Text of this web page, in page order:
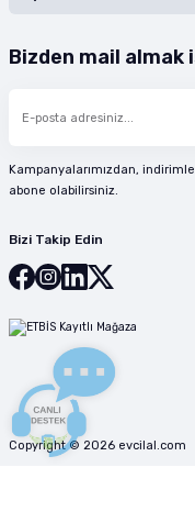
Bizden mail almak
Kampanyalarımızdan,
abone olabilirsiniz.
Bizi Takip Edin
Copyright © 2026 evcilal.com